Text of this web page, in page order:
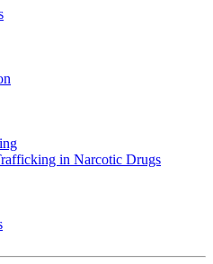
in Narcotic Drugs